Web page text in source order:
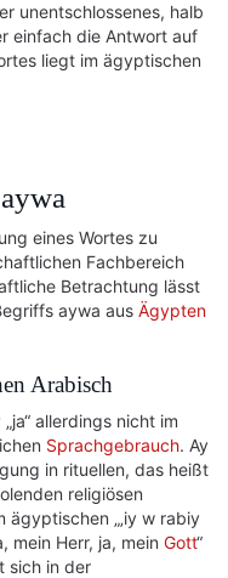
unentschlossenes, halb
einfach die Antwort auf
liegt im ägyptischen
eines Wortes zu
Fachbereich
Betrachtung lässt
aywa aus Ägypten
Arabisch
allerdings nicht im
Sprachgebrauch. Ay
in rituellen, das heißt
religiösen
ägyptischen „‚iy w rabiy
mein Herr, ja, mein Gott“
sich in der